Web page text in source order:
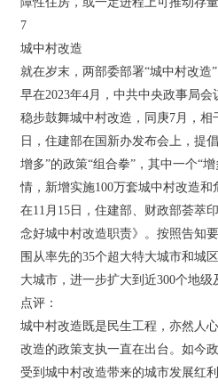
7
城中村改造
就在岁末，两部委部署“城中村改造
早在2023年4月，中共中央政事局
稳步鼓舞城中村改造，同庚7月，相
日，住建部在国新办发布会上，提
增多”的政策“组合拳”，其中一个“
情，新增实施100万套城中村改造和
在11月15日，住建部、财政部荟萃
念好城中村改造职责》。按照告知
围从率先的35个超大特大城市和城
大城市，进一步扩大到近300个地级
点评：
城中村改造既是民生工程，亦然人
改造的政策支执一直在出台。如今
受到城中村改造带来的城市发展红